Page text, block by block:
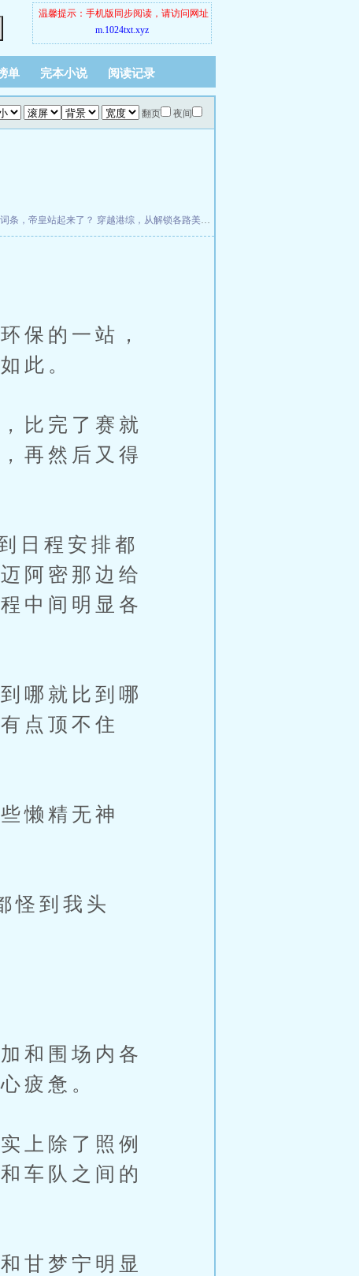
温馨提示：手机版同步阅读，请访问网址
m.1024txt.xyz
单 完本小说 阅读记录
翻页 夜间
条，帝皇站起来了？ 穿越港综，从解锁各路美女开始
保的一站，
此。
比完了赛就
再然后又得
日程安排都
阿密那边给
中间明显各
哪就比到哪
点顶不住
懒精无神
怪到我头
和围场内各
疲惫。
上除了照例
车队之间的
甘梦宁明显